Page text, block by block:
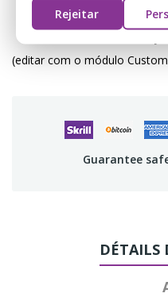
(editar com o módulo
Guarantee
DÉTAILS
Rejeitar